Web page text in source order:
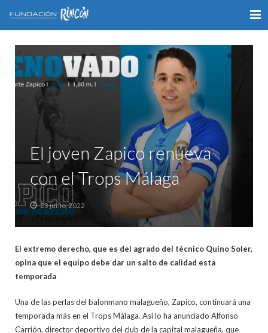
INICIO
LA FUNDACIÓN
APOYO AL DEPORTE
GALERÍA
VÍDEOS
COLABORA
CONTACTO
El joven Zapico renueva
con el Trops Málaga
23 junio, 2022
El extremo derecho, que es del agrado del técnico Quino Soler,
opina que el equipo debe dar un salto de calidad esta
temporada
Una de las perlas del balonmano malagueño, Zapico, continuará una
temporada más en el Trops Málaga. Así lo ha anunciado Alfonso
Carrión, director deportivo del club de la capital malagueña, que